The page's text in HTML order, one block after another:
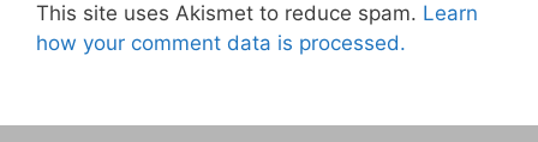
This site uses Akismet to reduce spam. Learn
how your comment data is processed.